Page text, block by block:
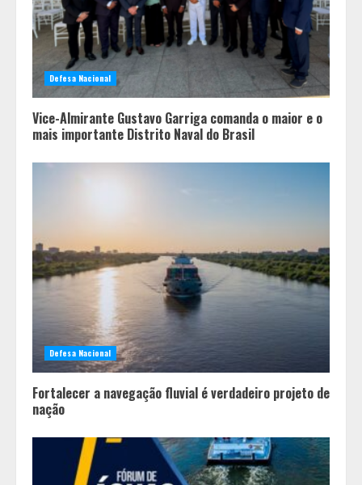
Defesa Nacional
Vice-Almirante Gustavo Garriga comanda o maior e o
mais importante Distrito Naval do Brasil
Defesa Nacional
Fortalecer a navegação fluvial é verdadeiro projeto de
nação